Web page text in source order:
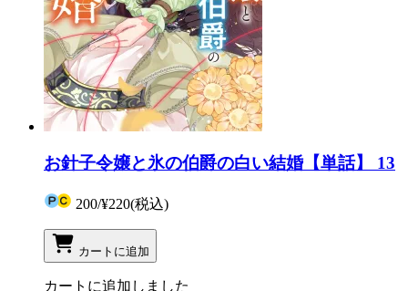
お針子令嬢と氷の伯爵の白い結婚【単話】 13
200/¥220(税込)
カートに追加
カートに追加しました